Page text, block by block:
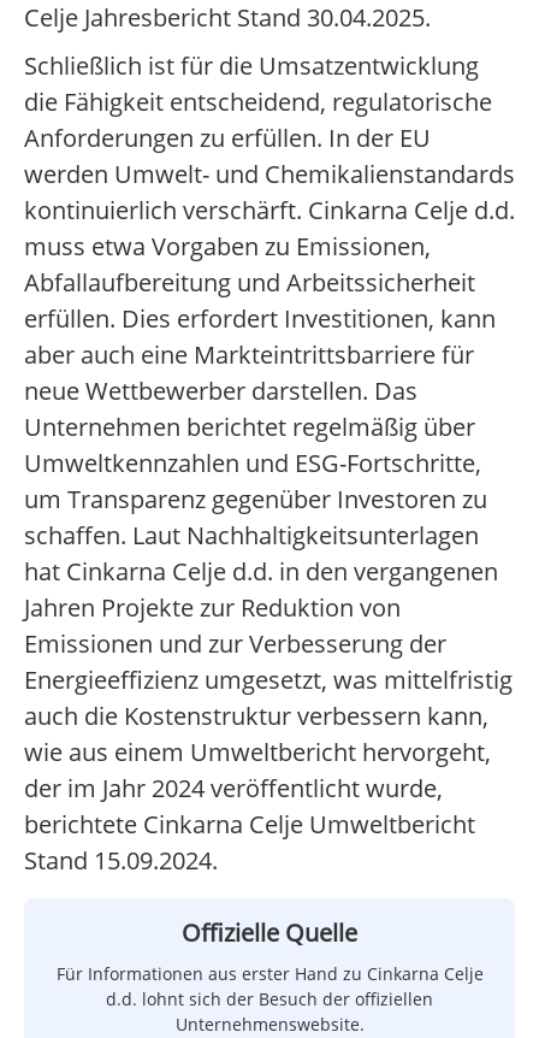
Celje Jahresbericht Stand 30.04.2025.
Schließlich ist für die Umsatzentwicklung
die Fähigkeit entscheidend, regulatorische
Anforderungen zu erfüllen. In der EU
werden Umwelt- und Chemikalienstandards
kontinuierlich verschärft. Cinkarna Celje d.d.
muss etwa Vorgaben zu Emissionen,
Abfallaufbereitung und Arbeitssicherheit
erfüllen. Dies erfordert Investitionen, kann
aber auch eine Markteintrittsbarriere für
neue Wettbewerber darstellen. Das
Unternehmen berichtet regelmäßig über
Umweltkennzahlen und ESG-Fortschritte,
um Transparenz gegenüber Investoren zu
schaffen. Laut Nachhaltigkeitsunterlagen
hat Cinkarna Celje d.d. in den vergangenen
Jahren Projekte zur Reduktion von
Emissionen und zur Verbesserung der
Energieeffizienz umgesetzt, was mittelfristig
auch die Kostenstruktur verbessern kann,
wie aus einem Umweltbericht hervorgeht,
der im Jahr 2024 veröffentlicht wurde,
berichtete Cinkarna Celje Umweltbericht
Stand 15.09.2024.
Offizielle Quelle
Für Informationen aus erster Hand zu Cinkarna Celje
d.d. lohnt sich der Besuch der offiziellen
Unternehmenswebsite.